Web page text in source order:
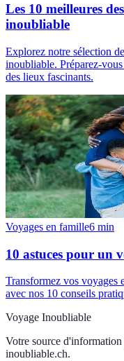
Les 10 meilleures
inoubliable
Explorez notre sélection
inoubliable. Préparez-
des lieux fascinants.
Voyages en famille6 min
10 astuces pour un
Transformez vos voyages
avec nos 10 conseils
Voyage Inoubliable
Votre source
inoubliable.ch.